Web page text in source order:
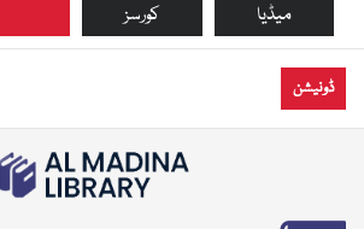
کورسز میڈیا
ڈونیشن